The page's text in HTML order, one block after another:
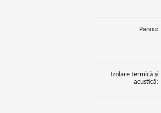
Panou:
Izolare termică și
acustică: